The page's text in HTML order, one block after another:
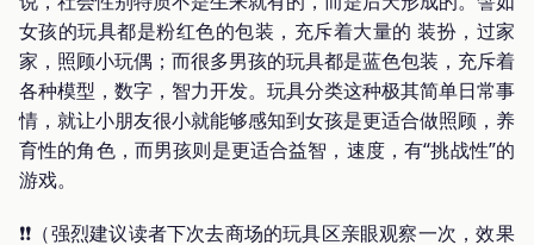
女孩的玩具都是粉红色的包装，充斥着大量的 装扮，过家
家，照顾小玩偶；而很多男孩的玩具都是蓝色包装，充斥着
各种模型，数字，智力开发。玩具分类这种极其简单日常事
情，就让小朋友很小就能够感知到女孩是更适合做照顾，养
育性的角色，而男孩则是更适合益智，速度，有“挑战性”的
游戏。
❗️❗️（强烈建议读者下次去商场的玩具区亲眼观察一次，效果